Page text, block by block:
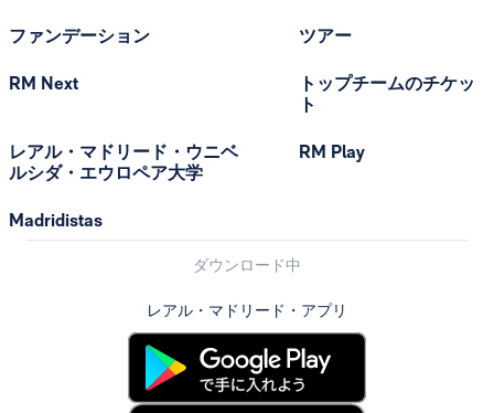
ファンデーション
RM Next
レアル・マドリード・ウニベ
ルシダ・エウロペア大学
Madridistas
ツアー
トップチームのチケッ
ト
RM Play
ダウンロード中
レアル・マドリード・アプリ